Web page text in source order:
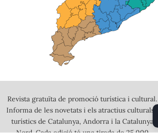
Revista gratuïta de promoció turística i cultural.
Informa de les novetats i els atractius culturals i
turístics de Catalunya, Andorra i la Catalunya